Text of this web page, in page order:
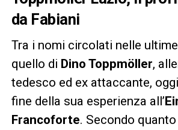
da Fabiani
Tra i nomi circolati nelle ultime
quello di Dino Toppmöller,
tedesco ed ex attaccante,
fine della sua esperienza all’
Francoforte. Secondo